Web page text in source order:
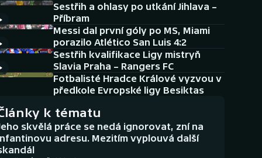
Historické návraty
Aplikace ČT sport
AZ kvíz
Sestřih a ohlasy po utkání Jihlava –
Příbram
Messi dal první góly po MS, Miami
porazilo Atlético San Luis 4:2
Sestřih kvalifikace Ligy mistryň
Slavia Praha – Rangers FC
Fotbalisté Hradce Králové vyzvou v
předkole Evropské ligy Besiktas
k tématu
skvělá práce se nedá ignorovat, zní na
adresu. Mezitím vyplouvá další